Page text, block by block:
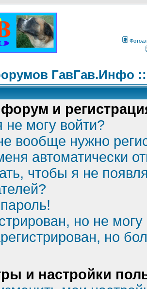
ГавГав.Инфо
и
не могу войти?
вообще нужно
автоматически
чтобы я не
но не могу
но
и настройки